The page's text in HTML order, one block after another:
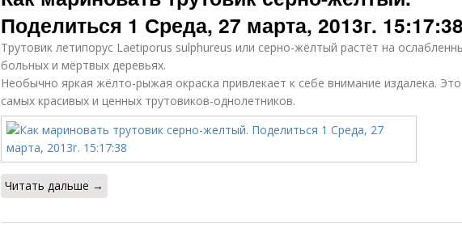
Поделиться 1 Среда, 27 марта, 2013г. 15:17:38
Трутовик летипорус Laetiporus sulphureus или серно-жёлтый растёт на
больных и мёртвых деревьях.
Необычно яркая жёлто-рыжая окраска привлекает к себе внимание издалека.
самых красивых и ценных трутовиков-однолетников.
Читать дальше →